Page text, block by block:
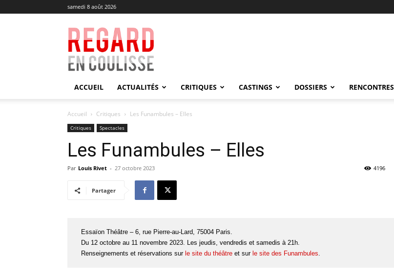
samedi 8 août 2026
Regard
en
Coulisse
ACCUEIL ACTUALITÉS CRITIQUES CASTINGS DOSSIERS RENCONTRES
Accueil Critiques Les Funambules – Elles
Critiques Spectacles
Les Funambules – Elles
Par Louis Rivet - 27 octobre 2023 4196
Partager
Essaïon Théâtre – 6, rue Pierre-au-Lard, 75004 Paris.
Du 12 octobre au 11 novembre 2023. Les jeudis, vendredis et samedis à 21h.
Renseignements et réservations sur le site du théâtre et sur le site des Funambules.